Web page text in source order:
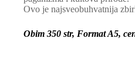
Ovo je najsveobuhvatnija
Obim 350 str, Format A5,